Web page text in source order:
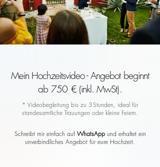
Mein Hochzeitsvideo - Angebot beginnt
ab 750 € (inkl. MwSt).
* Videobegleitung bis zu 3 Stunden, ideal für
standesamtliche Trauungen oder kleine Feiern.
Schreibt mir einfach auf WhatsAppund erhaltet ein
unverbindliches Angebot für eure Hochzeit.